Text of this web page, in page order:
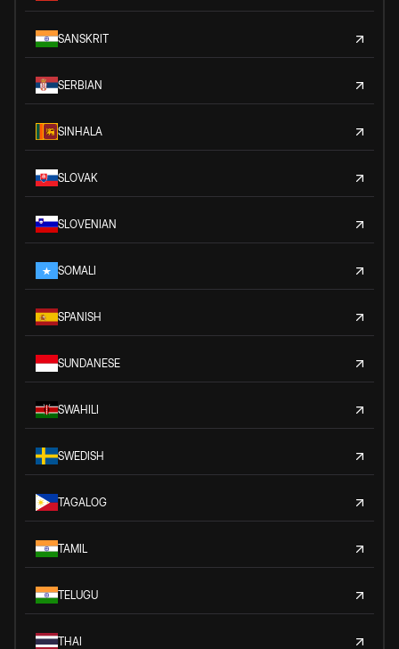
SANSKRIT
SERBIAN
SINHALA
SLOVAK
SLOVENIAN
SOMALI
SPANISH
SUNDANESE
SWAHILI
SWEDISH
TAGALOG
TAMIL
TELUGU
THAI